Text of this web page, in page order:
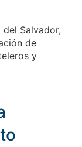
Salvador,
de
y